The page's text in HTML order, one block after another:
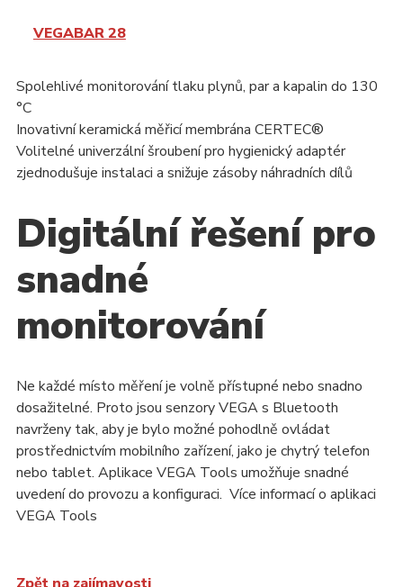
VEGABAR 28
Spolehlivé monitorování tlaku plynů, par a kapalin do 130
°C
Inovativní keramická měřicí membrána CERTEC®
Volitelné univerzální šroubení pro hygienický adaptér
zjednodušuje instalaci a snižuje zásoby náhradních dílů
Digitální řešení pro
snadné
monitorování
Ne každé místo měření je volně přístupné nebo snadno
dosažitelné. Proto jsou senzory VEGA s Bluetooth
navrženy tak, aby je bylo možné pohodlně ovládat
prostřednictvím mobilního zařízení, jako je chytrý telefon
nebo tablet. Aplikace VEGA Tools umožňuje snadné
uvedení do provozu a konfiguraci. Více informací o aplikaci
VEGA Tools